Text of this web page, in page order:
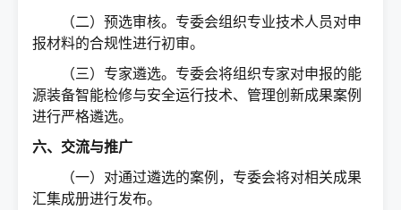
（二）预选审核。专委会组织专业技术人员对申
报材料的合规性进行初审。
（三）专家遴选。专委会将组织专家对申报的能
源装备智能检修与安全运行技术、管理创新成果案例
进行严格遴选。
六、交流与推广
（一）对通过遴选的案例，专委会将对相关成果
汇集成册进行发布。